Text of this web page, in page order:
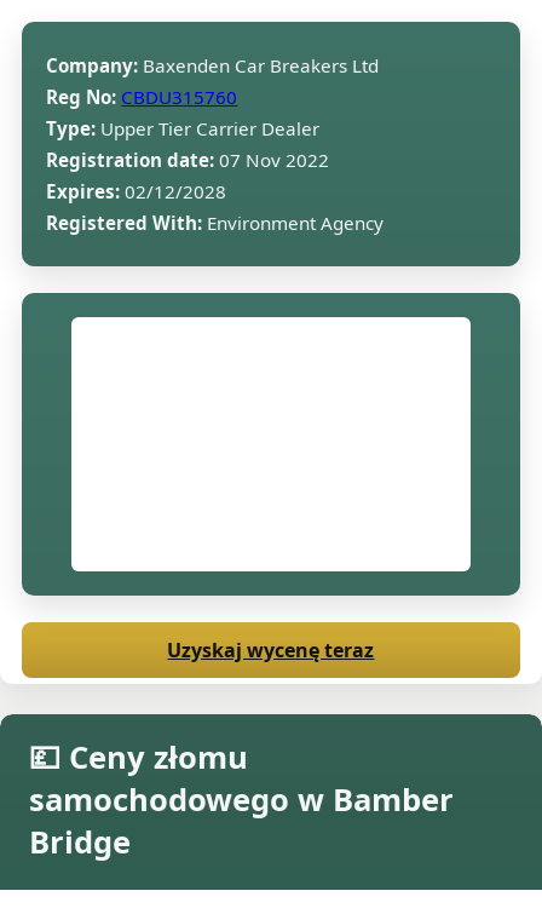
Company: Baxenden Car Breakers Ltd
Reg No: CBDU315760
Type: Upper Tier Carrier Dealer
Registration date: 07 Nov 2022
Expires: 02/12/2028
Registered With: Environment Agency
Uzyskaj wycenę teraz
💷 Ceny złomu
samochodowego w Bamber
Bridge